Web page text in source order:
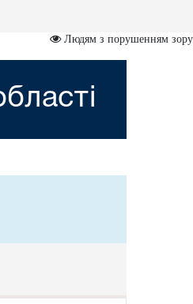
Людям з порушенням зору